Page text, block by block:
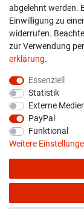
05662 /
Overdrive-Racing
Frankenstr. 9
34587 Felsberg-
* Alle Preise
abgelehnt werden.
Einwilligung zu
widerrufen.
zur Verwendung
erklärung.
Essenziell
Statistik
Externe
PayPal
Funktional
Weitere